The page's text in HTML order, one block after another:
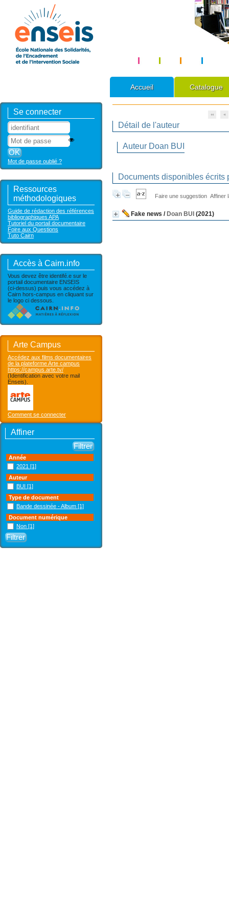
Accueil Catalogue
Se connecter
Mot de passe oublié ?
Ressources
méthodologiques
Guide de rédaction des références
bibliographiques APA
Tutoriel du portail documentaire
Foire aux Questions
Tuto Cairn
Accès à Cairn.info
Vous devez être identifé.e sur le
portail documentaire ENSEIS
(ci-dessus) puis vous accédez à
Cairn hors-campus en cliquant sur
le logo ci dessous.
Arte Campus
Accédez aux films documentaires
de la plateforme Arte campus
https://campus.arte.tv/
(Identification avec votre mail
Enseis).
Comment se connecter
Affiner
Année
2021 [1]
Auteur
BUI [1]
Type de document
Bande dessinée - Album [1]
Document numérique
Non [1]
Détail de l'auteur
Auteur Doan BUI
Documents disponibles écrits
Faire une suggestion Affiner
Fake news / Doan BUI (2021)